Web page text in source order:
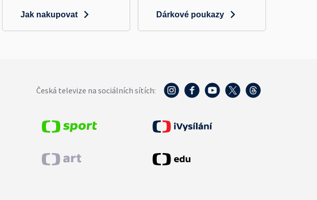
Jak nakupovat Dárkové poukazy
Česká televize na sociálních sítích: